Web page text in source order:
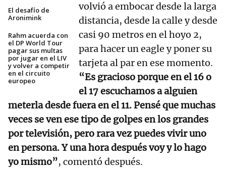
El desafío de
Aronimink
Rahm acuerda con
el DP World Tour
pagar sus multas
por jugar en el LIV
y volver a competir
en el circuito
europeo
volvió a embocar desde la larga
distancia, desde la calle y desde
casi 90 metros en el hoyo 2,
para hacer un eagle y poner su
tarjeta al par en ese momento.
“Es gracioso porque en el 16 o
el 17 escuchamos a alguien
meterla desde fuera en el 11. Pensé que muchas
veces se ven ese tipo de golpes en los grandes
por televisión, pero rara vez puedes vivir uno
en persona. Y una hora después voy y lo hago
yo mismo”, comentó después.